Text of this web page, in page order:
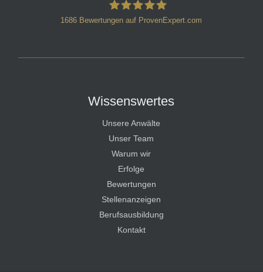
1686 Bewertungen auf ProvenExpert.com
Wissenswertes
Unsere Anwälte
Unser Team
Warum wir
Erfolge
Bewertungen
Stellenanzeigen
Berufsausbildung
Kontakt